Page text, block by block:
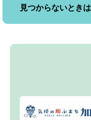
見つからないときは